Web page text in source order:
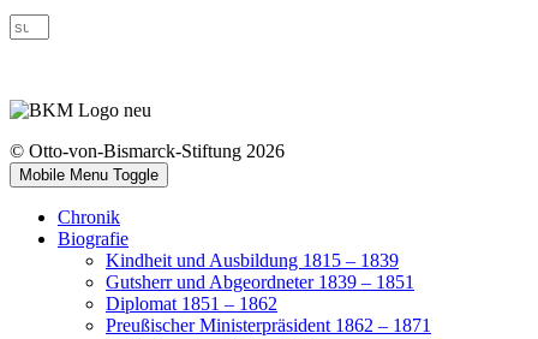
© Otto-von-Bismarck-Stiftung 2026
Mobile Menu Toggle
Chronik
Biografie
Kindheit und Ausbildung 1815 – 1839
Gutsherr und Abgeordneter 1839 – 1851
Diplomat 1851 – 1862
Preußischer Ministerpräsident 1862 – 1871